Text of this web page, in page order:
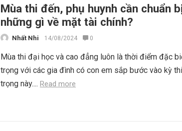
Mùa thi đến, phụ huynh cần chuẩn
những gì về mặt tài chính?
Nhất Nhi 14/08/2024 0
Mùa thi đại học và cao đẳng luôn là thời điểm đặc
trọng với các gia đình có con em sắp bước vào kỳ
trọng này.... Read more